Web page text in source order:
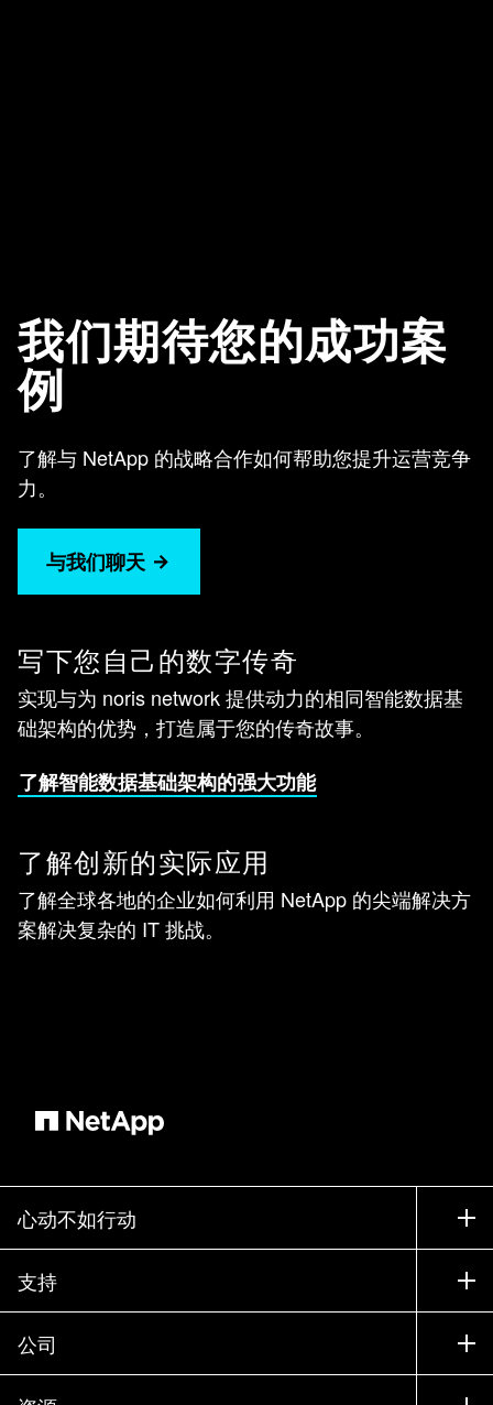
我们期待您的成功案
例
了解与 NetApp 的战略合作如何帮助您提升运营竞争
力。
与我们聊天
写下您自己的数字传奇
实现与为 noris network 提供动力的相同智能数据基
础架构的优势，打造属于您的传奇故事。
了解智能数据基础架构的强大功能
了解创新的实际应用
了解全球各地的企业如何利用 NetApp 的尖端解决方
案解决复杂的 IT 挑战。
心动不如行动
如何购买
联系销售部门
寻找合作伙伴
试用产品
支持
支持
训练
公司
公司